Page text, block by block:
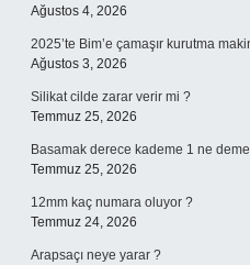
Ağustos 4, 2026
2025’te Bim’e çamaşır kurutma
Ağustos 3, 2026
Silikat cilde zarar verir mi ?
Temmuz 25, 2026
Basamak derece kademe 1 ne
Temmuz 25, 2026
12mm kaç numara oluyor ?
Temmuz 24, 2026
Arapsaçı neye yarar ?